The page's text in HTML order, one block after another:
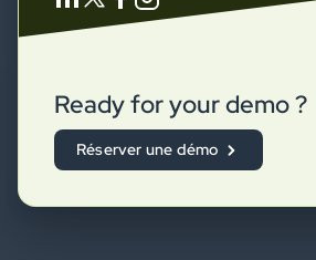
Ready for your demo ?
Réserver une démo